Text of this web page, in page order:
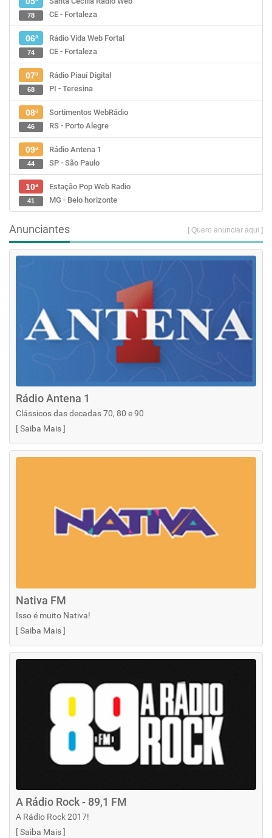
CE - Fortaleza
78
06ª
Rádio Vida Web Fortal
CE - Fortaleza
74
07ª
Rádio Piauí Digital
PI - Teresina
68
08ª
Sortimentos WebRádio
RS - Porto Alegre
46
09ª
Rádio Antena 1
SP - São Paulo
44
10ª
Estação Pop Web Radio
MG - Belo horizonte
41
Anunciantes [ Quero anunciar aqui ]
Rádio Antena 1
Clássicos das decadas 70, 80 e 90
[Saiba Mais]
Nativa FM
Isso é muito Nativa!
[Saiba Mais]
A Rádio Rock - 89,1 FM
A Rádio Rock 2017!
[Saiba Mais]